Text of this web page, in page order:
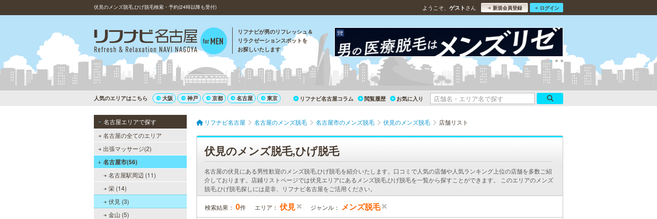
伏見のメンズ脱毛,ひげ脱毛検索・予約(24時以降も受付) ようこそ、 ゲスト さん 新規会員登録 ログイン
リフナビが男のリフレッシュ＆
リラクゼーションスポットを
お探しいたします
人気のエリアはこちら 大阪 神戸 京都 名古屋 東京 リフナビ名古屋コラム 閲覧履歴 お気に入り
名古屋エリアで探す
名古屋の全てのエリア
出張マッサージ(2)
名古屋市(56)
名古屋駅周辺 (11)
栄 (14)
伏見 (3)
金山 (5)
リフナビ名古屋 名古屋のメンズ脱毛 名古屋市のメンズ脱毛 伏見のメンズ脱毛 店舗リスト
伏見のメンズ脱毛,ひげ脱毛
名古屋の伏見にある男性歓迎のメンズ脱毛,ひげ脱毛を紹介いたします。口コミで人気の店舗や人気ランキング上位の店舗を多数ご紹
介しております。店鋪リストページでは伏見エリアにあるメンズ脱毛,ひげ脱毛を一覧から探すことができます。 このエリアのメンズ
脱毛,ひげ脱毛探しには是非、リフナビ名古屋をご活用ください。
検索結果： 0件 エリア： 伏見 ジャンル： メンズ脱毛